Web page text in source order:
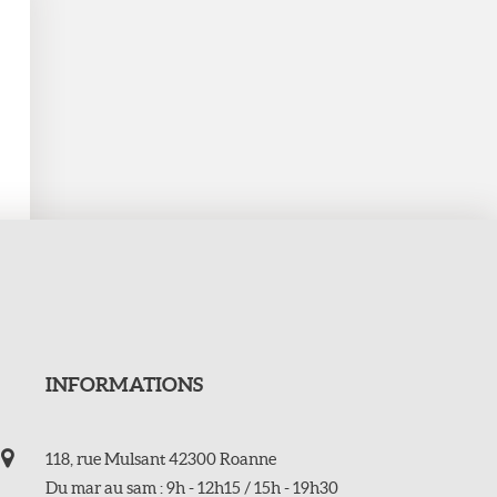
INFORMATIONS
118, rue Mulsant 42300 Roanne
Du mar au sam : 9h - 12h15 / 15h - 19h30